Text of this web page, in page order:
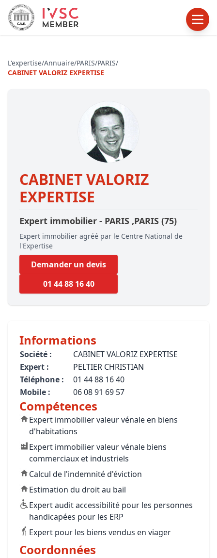
L'expertise/Annuaire/PARIS/PARIS/
CABINET VALORIZ EXPERTISE
CABINET VALORIZ
EXPERTISE
Expert immobilier - PARIS ,PARIS (75)
Expert immobilier agréé par le Centre National de
l'Expertise
Demander un devis
01 44 88 16 40
Informations
Société :
CABINET VALORIZ EXPERTISE
Expert :
PELTIER CHRISTIAN
Téléphone :
01 44 88 16 40
Mobile :
06 08 91 69 57
Compétences
Expert immobilier valeur vénale en biens
d'habitations
Expert immobilier valeur vénale biens
commerciaux et industriels
Calcul de l'indemnité d'éviction
Estimation du droit au bail
Expert audit accessibilité pour les personnes
handicapées pour les ERP
Expert pour les biens vendus en viager
Coordonnées